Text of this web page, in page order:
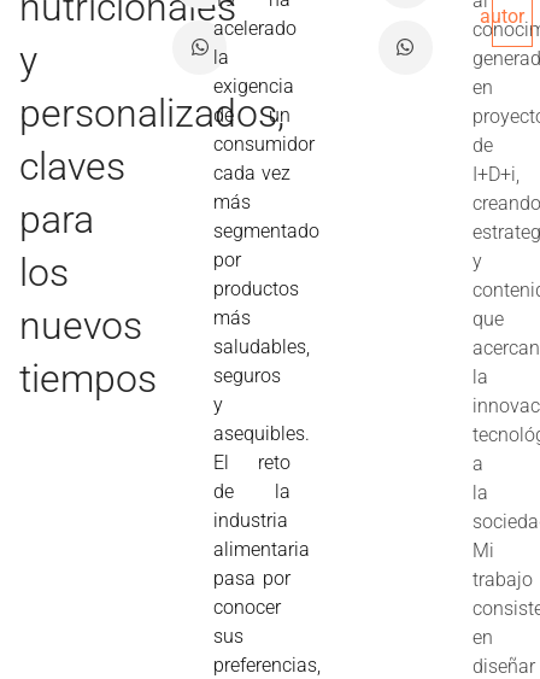
y
personalizados,
claves
para
los
nuevos
tiempos
acelerado
la
exigencia
de un
consumidor
cada vez
más
segmentado
por
productos
más
saludables,
seguros
y
asequibles.
El reto
de la
industria
alimentaria
pasa por
conocer
sus
preferencias,
en
de
I+D+i,
y
que
acercan
la
a
la
Mi
trabajo
en
diseñar
autor